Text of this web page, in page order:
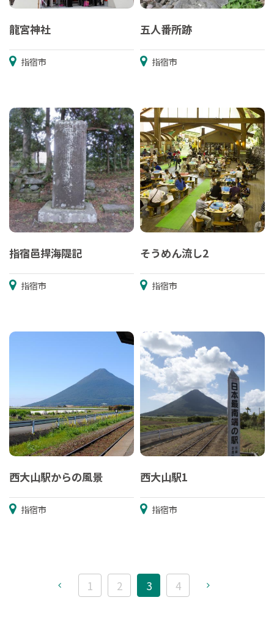
龍宮神社
指宿市
五人番所跡
指宿市
指宿邑捍海隄記
指宿市
そうめん流し2
指宿市
西大山駅からの風景
指宿市
西大山駅1
指宿市
1 2 3 4